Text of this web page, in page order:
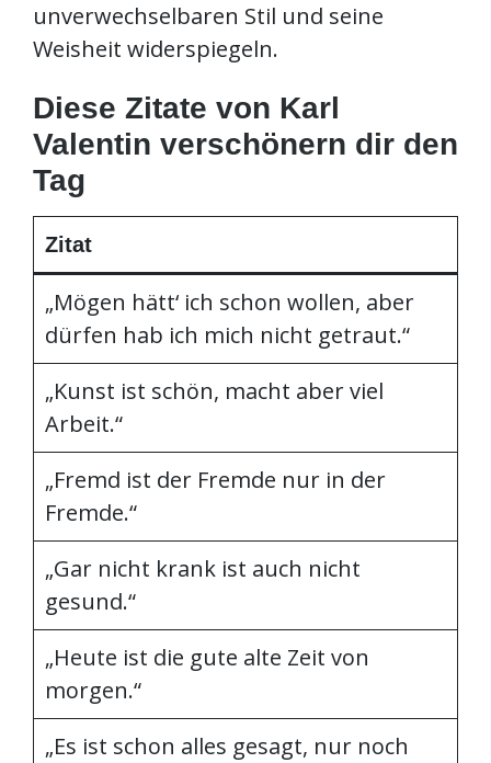
unverwechselbaren Stil und seine
Weisheit widerspiegeln.
Diese Zitate von Karl
Valentin verschönern dir den
Tag
Zitat
„Mögen hätt‘ ich schon wollen, aber
dürfen hab ich mich nicht getraut.“
„Kunst ist schön, macht aber viel
Arbeit.“
„Fremd ist der Fremde nur in der
Fremde.“
„Gar nicht krank ist auch nicht
gesund.“
„Heute ist die gute alte Zeit von
morgen.“
„Es ist schon alles gesagt, nur noch